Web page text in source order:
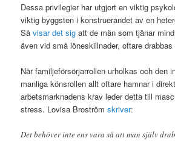
Dessa privilegier har utgjort en viktig
viktig byggsten i konstruerandet av en
Såvisar det sig att de män som tjänar
även vid små löneskillnader, oftare
När familjeförsörjarrollen urholkas och den
manliga könsrollen allt oftare hamnar i
arbetsmarknadens krav leder detta till
stress. Lovisa Broströmskriver:
Det behöver inte ens vara så att man själv